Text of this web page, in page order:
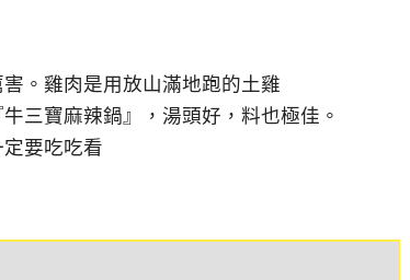
。雞肉是用放山滿地跑的土雞
三寶麻辣鍋』，湯頭好，料也極佳。
要吃吃看